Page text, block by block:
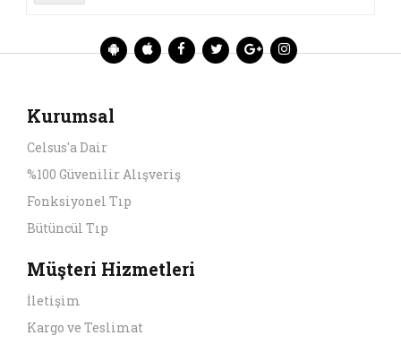
Kurumsal
Celsus'a Dair
%100 Güvenilir Alışveriş
Fonksiyonel Tıp
Bütüncül Tıp
Müşteri Hizmetleri
İletişim
Kargo ve Teslimat